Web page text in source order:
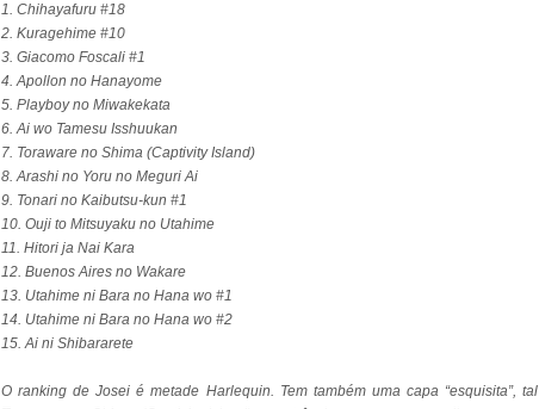
1. Chihayafuru #18
2. Kuragehime #10
3. Giacomo Foscali #1
4. Apollon no Hanayome
5. Playboy no Miwakekata
6. Ai wo Tamesu Isshuukan
7. Toraware no Shima (Captivity Island)
8. Arashi no Yoru no Meguri Ai
9. Tonari no Kaibutsu-kun #1
10. Ouji to Mitsuyaku no Utahime
11. Hitori ja Nai Kara
12. Buenos Aires no Wakare
13. Utahime ni Bara no Hana wo #1
14. Utahime ni Bara no Hana wo #2
15. Ai ni Shibararete
O ranking de Josei é metade Harlequin. Tem também uma capa “esquisita”, tal